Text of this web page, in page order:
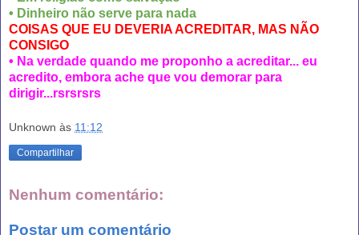
• Dinheiro não serve para nada
COISAS QUE EU DEVERIA ACREDITAR, MAS NÃO
CONSIGO
• Na verdade quando me proponho a acreditar... eu
acredito, embora ache que vou demorar para
dirigir...rsrsrsrs
Unknown às 11:12
Compartilhar
Nenhum comentário:
Postar um comentário